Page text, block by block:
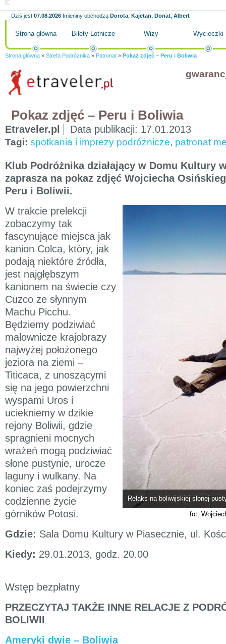
Dziś jest 07.08.2026 Imieniny obchodzą Dorota, Kajetan, Donat, Albert
Strona główna Bilety Lotnicze Wizy Wycieczki
Strona główna » Strefa Podróżnika » Patronat » Pokaz zdjęć – Peru i Boliwia
Pokaz zdjęć – Peru i Boliwia
Etraveler.pl Data publikacji: 17.01.2013
Tagi: spotkania i imprezy podróżnicze, patronat
Klub Podróżnika działający w Domu Kultury
zaprasza na pokaz zdjęć Wojciecha
Peru i Boliwii.
Relaks na boliwijskiej słonej
fot.
W trakcie prelekcji
zobaczymy tak
fascynujące miejsca jak
kanion Colca, który, jak
podają niektóre źródła,
jest najgłębszym
kanionem na świecie czy
Cuzco ze słynnym
Machu Picchu.
Będziemy podziwiać
malownicze krajobrazy
najwyżej położonego
jeziora na ziemi –
Titicaca, z unoszącymi
się na jego powierzchni
wyspami Uros i
uciekniemy w dzikie
rejony Boliwii, gdzie
spragnieni mocnych
wrażeń mogą podziwiać
słone pustynie, urocze
laguny i wulkany. Na
koniec zaś podejrzymy
codzienne życie
górników Potosi.
Gdzie: Sala Domu Kultury w Piasecznie, ul.
Kiedy: 29.01.2013, godz. 20.00
Wstęp bezpłatny
PRZECZYTAJ TAKŻE INNE RELACJE Z
BOLIWII
Ameryki dwie – Boliwia